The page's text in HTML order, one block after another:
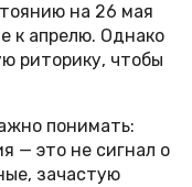
на 26 мая
к апрелю. Однако
риторику, чтобы
понимать:
— это не сигнал о
зачастую